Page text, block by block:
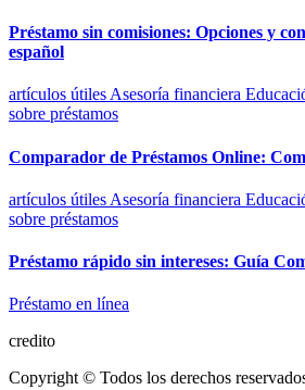
Préstamo sin comisiones: Opciones y
español
artículos útiles Asesoría financiera
sobre préstamos
Comparador de Préstamos Online:
artículos útiles Asesoría financiera
sobre préstamos
Préstamo rápido sin intereses: Guía
Préstamo en línea
credito
Copyright © Todos los derechos